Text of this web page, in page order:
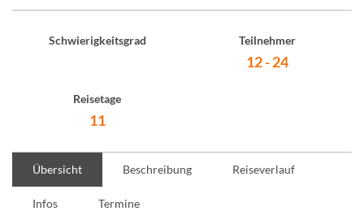
Schwierigkeitsgrad Teilnehmer
12 - 24
Reisetage
11
Übersicht Beschreibung Reiseverlauf
Infos Termine